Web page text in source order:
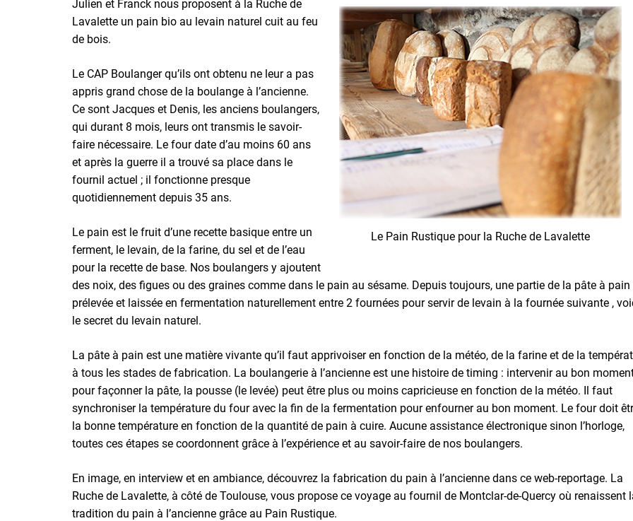
Le Pain Rustique pour la Ruche de Lavalette
Julien et Franck nous proposent à la Ruche de
Lavalette un pain bio au levain naturel cuit au feu
de bois.
Le CAP Boulanger qu’ils ont obtenu ne leur a pas
appris grand chose de la boulange à l’ancienne.
Ce sont Jacques et Denis, les anciens boulangers,
qui durant 8 mois, leurs ont transmis le savoir-
faire nécessaire. Le four date d’au moins 60 ans
et après la guerre il a trouvé sa place dans le
fournil actuel ; il fonctionne presque
quotidiennement depuis 35 ans.
Le pain est le fruit d’une recette basique entre un
ferment, le levain, de la farine, du sel et de l’eau
pour la recette de base. Nos boulangers y ajoutent
des noix, des figues ou des graines comme dans le pain au sésame. Depuis toujours, une partie de la pâte à pain
prélevée et laissée en fermentation naturellement entre 2 fournées pour servir de levain à la fournée suivante ,
le secret du levain naturel.
La pâte à pain est une matière vivante qu’il faut apprivoiser en fonction de la météo, de la farine et de la
à tous les stades de fabrication. La boulangerie à l’ancienne est une histoire de timing : intervenir au bon
pour façonner la pâte, la pousse (le levée) peut être plus ou moins capricieuse en fonction de la météo. Il faut
synchroniser la température du four avec la fin de la fermentation pour enfourner au bon moment. Le four doit
la bonne température en fonction de la quantité de pain à cuire. Aucune assistance électronique sinon l’horloge,
toutes ces étapes se coordonnent grâce à l’expérience et au savoir-faire de nos boulangers.
En image, en interview et en ambiance, découvrez la fabrication du pain à l’ancienne dans ce web-reportage. La
Ruche de Lavalette, à côté de Toulouse, vous propose ce voyage au fournil de Montclar-de-Quercy où renaissent
tradition du pain à l’ancienne grâce au Pain Rustique.